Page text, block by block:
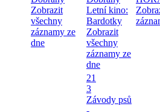
Zobrazit
všechny
záznamy ze
dne
Letní kino:
Bardotky
Zobrazit
všechny
záznamy ze
dne
21
3
Závody psů